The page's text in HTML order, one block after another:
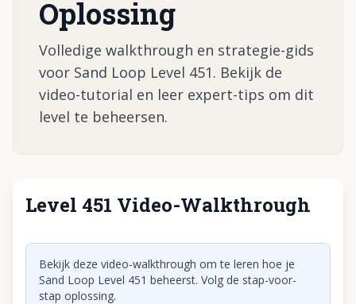
Oplossing
Volledige walkthrough en strategie-gids
voor Sand Loop Level 451. Bekijk de
video-tutorial en leer expert-tips om dit
level te beheersen.
Level 451 Video-Walkthrough
Klik om video af te spelen
Bekijk deze video-walkthrough om te leren hoe je
Sand Loop Level 451 beheerst. Volg de stap-voor-
stap oplossing.